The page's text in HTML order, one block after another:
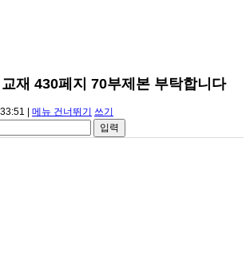
교재 430페지 70부제본 부탁합니다
| 메뉴 건너뛰기
쓰기